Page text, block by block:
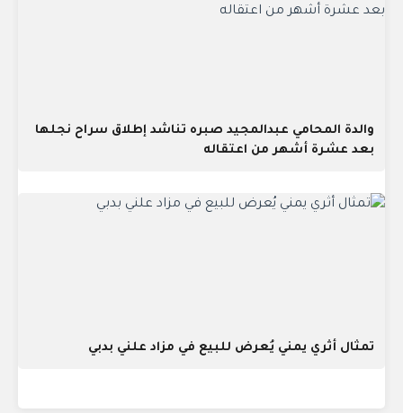
والدة المحامي عبدالمجيد صبره تناشد إطلاق سراح نجلها
بعد عشرة أشهر من اعتقاله
تمثال أثري يمني يُعرض للبيع في مزاد علني بدبي